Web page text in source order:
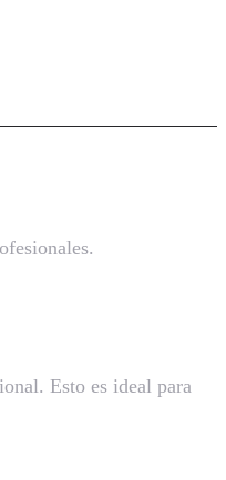
Esto es ideal para